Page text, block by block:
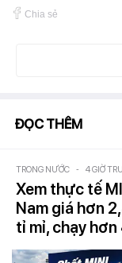
Chia sẻ
ĐỌC THÊM
TRONG NƯỚC - 4 GIỜ
Xem thực tế
Nam giá hơn
tỉ mỉ, chạy